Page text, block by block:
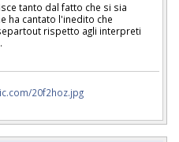
tanto dal fatto che si sia
ha cantato l'inedito che
rispetto agli interpreti